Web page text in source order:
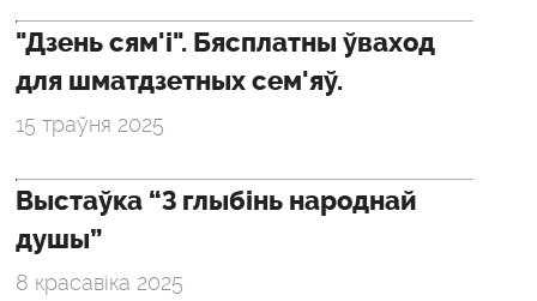
"Дзень сям'і". Бясплатны ўваход
для шматдзетных сем'яў.
15 траўня 2025
Выстаўка “З глыбінь народнай
душы”
8 красавіка 2025